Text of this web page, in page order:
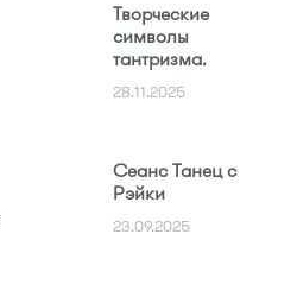
Творческие
символы
тантризма.
28.11.2025
Сеанс Танец с
Рэйки
23.09.2025